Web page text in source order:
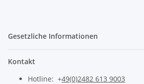
Gesetzliche Informationen
Kontakt
Hotline: +49(0)2482 613 9003